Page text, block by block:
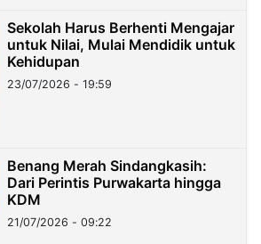
Sekolah Harus Berhenti Mengajar
untuk Nilai, Mulai Mendidik untuk
Kehidupan
23/07/2026 - 19:59
Benang Merah Sindangkasih:
Dari Perintis Purwakarta hingga
KDM
21/07/2026 - 09:22